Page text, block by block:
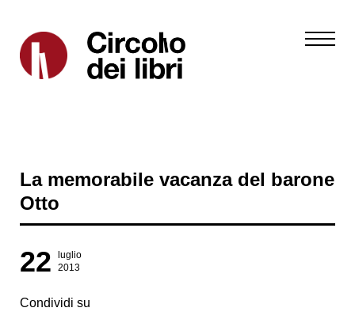
La memorabile vacanza del barone
Otto
22
luglio
2013
Condividi su